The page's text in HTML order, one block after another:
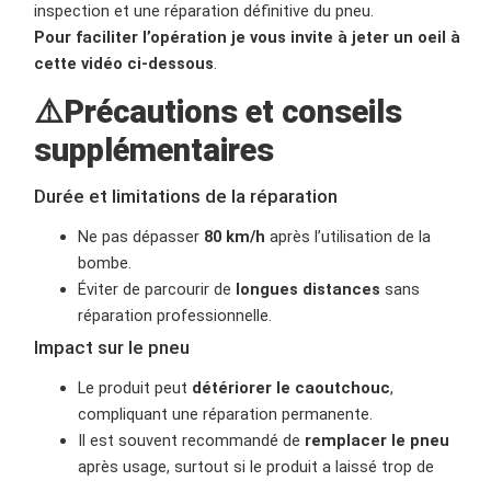
inspection et une réparation définitive du pneu.
Pour faciliter l’opération je vous invite à jeter un oeil à
cette vidéo ci-dessous.
⚠️Précautions et conseils
supplémentaires
Durée et limitations de la réparation
Ne pas dépasser 80 km/h après l’utilisation de la
bombe.
Éviter de parcourir de longues distances sans
réparation professionnelle.
Impact sur le pneu
Le produit peut détériorer le caoutchouc,
compliquant une réparation permanente.
Il est souvent recommandé de remplacer le pneu
après usage, surtout si le produit a laissé trop de